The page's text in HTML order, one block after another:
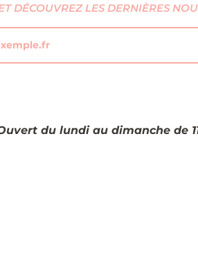
DÉCOUVREZ LES DERNIÈRES
du lundi au dimanche de